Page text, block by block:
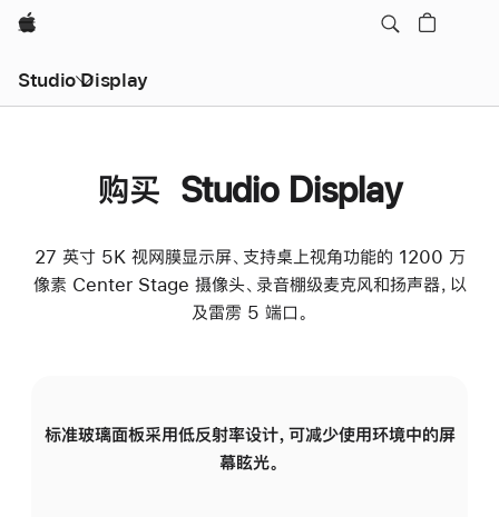
Apple
Studio Display
购买 Studio Display
27 英寸 5K 视网膜显示屏、支持桌上视角功能的 1200 万
像素 Center Stage 摄像头、录音棚级麦克风和扬声器，以
及雷雳 5 端口。
标准玻璃面板采用低反射率设计，可减少使用环境中的屏
幕眩光。